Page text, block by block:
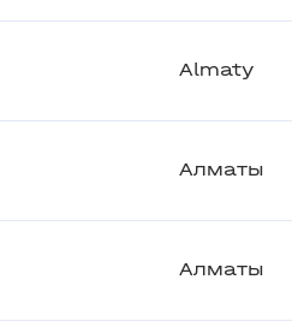
Almaty
Алматы
Алматы